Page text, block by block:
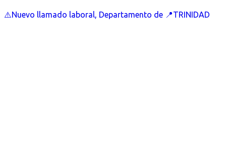
⚠️Nuevo llamado laboral, Departamento de 📍TRINIDAD